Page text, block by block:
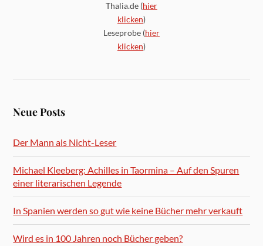
Thalia.de (hier
klicken)
Leseprobe (hier
klicken)
Neue Posts
Der Mann als Nicht-Leser
Michael Kleeberg: Achilles in Taormina – Auf den Spuren
einer literarischen Legende
In Spanien werden so gut wie keine Bücher mehr verkauft
Wird es in 100 Jahren noch Bücher geben?